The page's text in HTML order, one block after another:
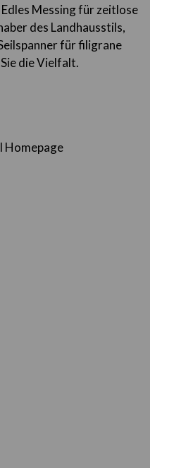
Messing für zeitlose
des Landhausstils,
für filigrane
die Vielfalt.
Homepage